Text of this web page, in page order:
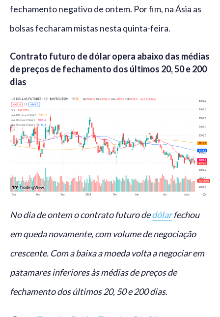
fechamento negativo de ontem. Por fim, na Ásia as
bolsas fecharam mistas nesta quinta-feira.
Contrato futuro de dólar opera abaixo das médias
de preços de fechamento dos últimos 20, 50 e 200
dias
No dia de ontem o contrato futuro dedólarfechou
em queda novamente, com volume de negociação
crescente. Com a baixa a moeda volta a negociar em
patamares inferiores às médias de preços de
fechamento dos últimos 20, 50 e 200 dias.